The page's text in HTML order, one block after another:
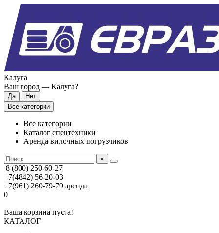
Калуга
Ваш город — Калуга?
Все категории
Все категории
Каталог спецтехники
Аренда вилочных погрузчиков
×
8 (800) 250-60-27
+7(4842) 56-20-03
+7(961) 260-79-79 аренда
0
Ваша корзина пуста!
КАТАЛОГ